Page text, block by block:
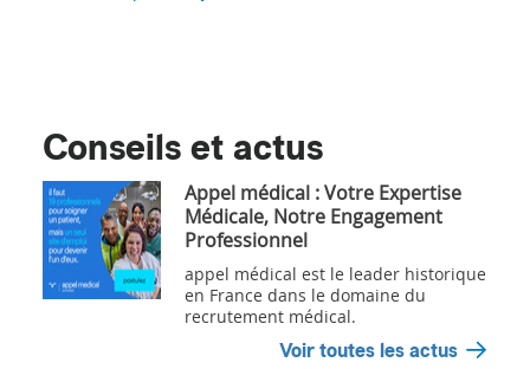
Conseils et actus
Appel médical : Votre Expertise
Médicale, Notre Engagement
Professionnel
appel médical est le leader historique
en France dans le domaine du
recrutement médical.
Voir toutes les actus